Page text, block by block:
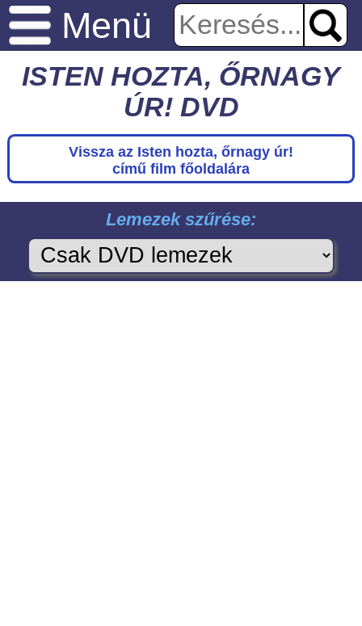
Menü
ISTEN HOZTA, ŐRNAGY
ÚR! DVD
Vissza az Isten hozta, őrnagy úr!
című film főoldalára
Lemezek szűrése: